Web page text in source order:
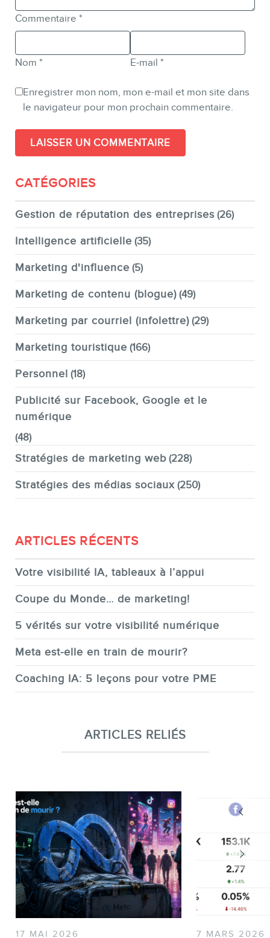
Commentaire *
Nom * E-mail *
Enregistrer mon nom, mon e-mail et mon site dans
le navigateur pour mon prochain commentaire.
CATÉGORIES
Gestion de réputation des entreprises (26)
Intelligence artificielle (35)
Marketing d'influence (5)
Marketing de contenu (blogue) (49)
Marketing par courriel (infolettre) (29)
Marketing touristique (166)
Personnel (18)
Publicité sur Facebook, Google et le
numérique
(48)
Stratégies de marketing web (228)
Stratégies des médias sociaux (250)
ARTICLES RÉCENTS
Votre visibilité IA, tableaux à l’appui
Coupe du Monde… de marketing!
5 vérités sur votre visibilité numérique
Meta est-elle en train de mourir?
Coaching IA: 5 leçons pour votre PME
ARTICLES RELIÉS
17 MAI 2026 7 MARS 2026